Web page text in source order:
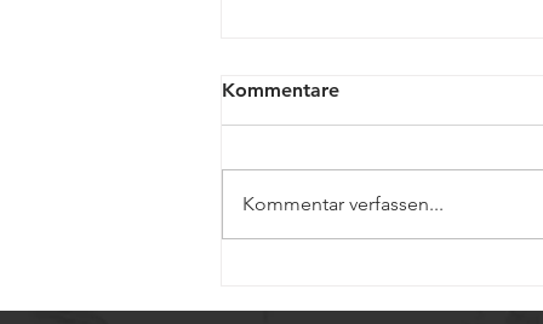
Kugelgewinde für
Kommentare
Kommentar verfassen...